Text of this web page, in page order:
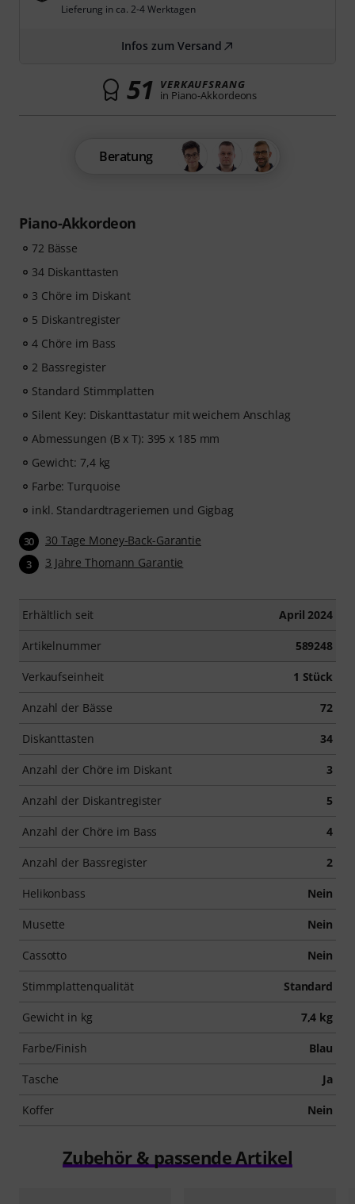
Piano-Akkordeon
72 Bässe
34 Diskanttasten
3 Chöre im Diskant
5 Diskantregister
4 Chöre im Bass
2 Bassregister
Standard Stimmplatten
Silent Key: Diskanttastatur mit weichem Anschlag
Abmessungen (B x T): 395 x 185 mm
Gewicht: 7,4 kg
Farbe: Turquoise
inkl. Standardtrageriemen und Gigbag
30 30 Tage Money-Back-Garantie
3 3 Jahre Thomann Garantie
Erhältlich seit April 2024
Artikelnummer 589248
Verkaufseinheit 1 Stück
Anzahl der Bässe 72
Diskanttasten 34
Anzahl der Chöre im Diskant 3
Anzahl der Diskantregister 5
Anzahl der Chöre im Bass 4
Anzahl der Bassregister 2
Helikonbass Nein
Musette Nein
Cassotto Nein
Stimmplattenqualität Standard
Gewicht in kg 7,4 kg
Farbe/Finish Blau
Tasche Ja
Koffer Nein
Lieferung in ca. 2-4 Werktagen
Infos zum Versand
51 VERKAUFSRANG
in Piano-Akkordeons
Beratung
Zubehör & passende Artikel